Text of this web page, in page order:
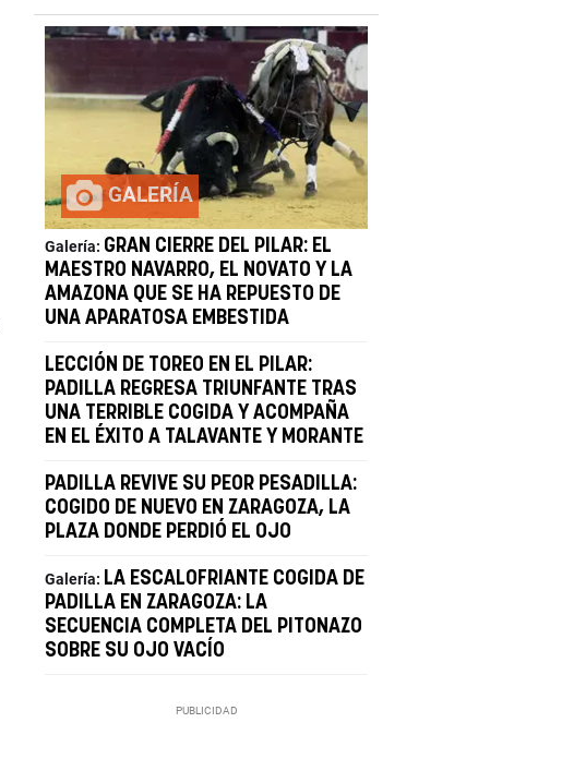
GALERÍA
Galería: GRAN CIERRE DEL PILAR: EL
MAESTRO NAVARRO, EL NOVATO Y LA
AMAZONA QUE SE HA REPUESTO DE
UNA APARATOSA EMBESTIDA
LECCIÓN DE TOREO EN EL PILAR:
PADILLA REGRESA TRIUNFANTE TRAS
UNA TERRIBLE COGIDA Y ACOMPAÑA
EN EL ÉXITO A TALAVANTE Y MORANTE
PADILLA REVIVE SU PEOR PESADILLA:
COGIDO DE NUEVO EN ZARAGOZA, LA
PLAZA DONDE PERDIÓ EL OJO
Galería: LA ESCALOFRIANTE COGIDA DE
PADILLA EN ZARAGOZA: LA
SECUENCIA COMPLETA DEL PITONAZO
SOBRE SU OJO VACÍO